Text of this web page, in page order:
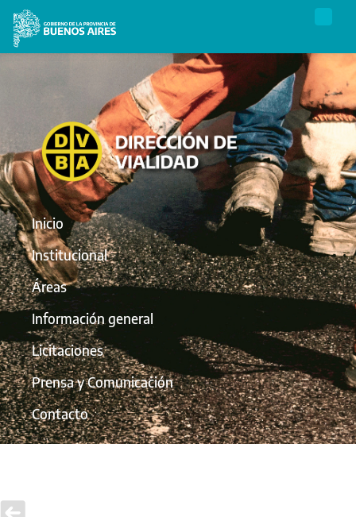
Inicio
Institucional
Áreas
Información general
Licitaciones
Prensa y Comunicación
Contacto